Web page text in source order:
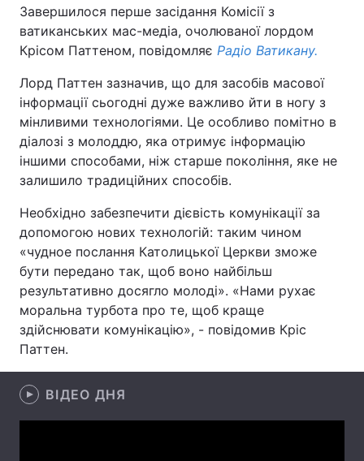
Головна Війна
Політика
Економіка
Спорт Наука
Завершилося перше засідання Комісії з
ватиканських мас-медіа, очолюваної лордом
Крісом Паттеном, повідомляє Радіо Ватикану.
Лорд Паттен зазначив, що для засобів масової
інформації сьогодні дуже важливо йти в ногу з
мінливими технологіями. Це особливо помітно в
діалозі з молоддю, яка отримує інформацію
іншими способами, ніж старше покоління, яке не
залишило традиційних способів.
Необхідно забезпечити дієвість комунікації за
допомогою нових технологій: таким чином
«чудное послання Католицької Церкви зможе
бути передано так, щоб воно найбільш
результативно досягло молоді». «Нами рухає
моральна турбота про те, щоб краще
здійснювати комунікацію», - повідомив Кріс
Паттен.
ВІДЕО ДНЯ